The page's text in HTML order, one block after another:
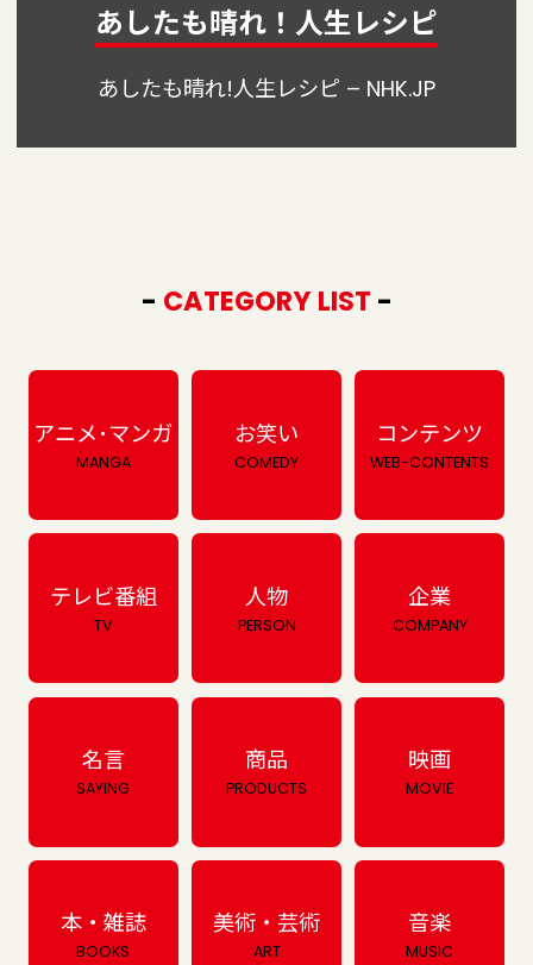
あしたも晴れ！人生レシピ
あしたも晴れ!人生レシピ – NHK.JP
- CATEGORY LIST -
アニメ･マンガ
MANGA
お笑い
COMEDY
コンテンツ
WEB-CONTENTS
テレビ番組
TV
人物
PERSON
企業
COMPANY
名言
SAYING
商品
PRODUCTS
映画
MOVIE
本・雑誌
BOOKS
美術・芸術
ART
音楽
MUSIC